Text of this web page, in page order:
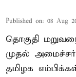
Published on: 08 Aug
தொகுதி
முதல்
தமிழக